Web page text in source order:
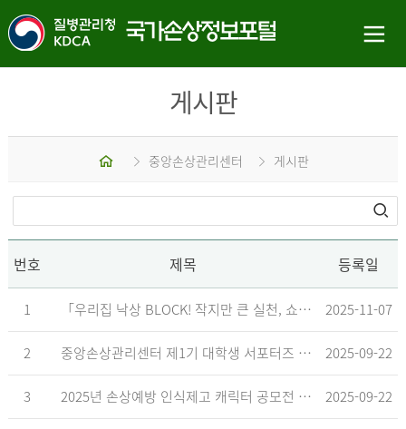
게시판
중앙손상관리센터 게시판
번호 제목 등록일
1 「우리집 낙상 BLOCK! 작지만 큰 실천, 쇼츠 챌린지」 수상작 발표 2025-11-07
2 중앙손상관리센터 제1기 대학생 서포터즈 합격자 발표 2025-09-22
3 2025년 손상예방 인식제고 캐릭터 공모전 결과발표 지연 안내 2025-09-22